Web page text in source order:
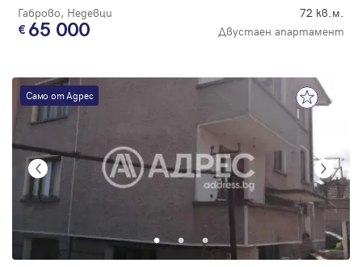
Габрово, Недевци 72 кв.м.
65 000 Двустаен апартамент
Само от Адрес